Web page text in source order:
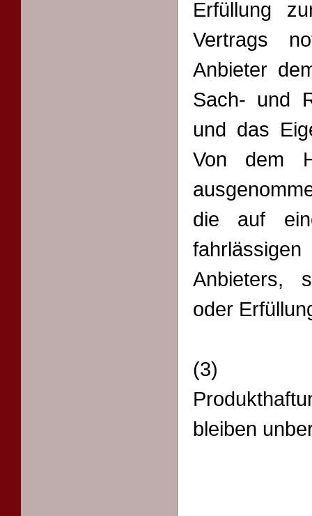
Erfüllung
Vertrags
Anbieter
Sach- und
und das
Von dem
die auf
Anbieters,
oder
(3)
bleiben